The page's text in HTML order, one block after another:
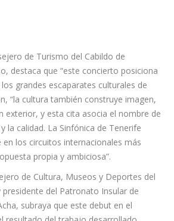
de Turismo del Cabildo de
destaca que “este concierto posiciona
grandes escaparates culturales de
exterior, y esta cita asocia el nombre de
la calidad. La Sinfónica de Tenerife
en los circuitos internacionales más